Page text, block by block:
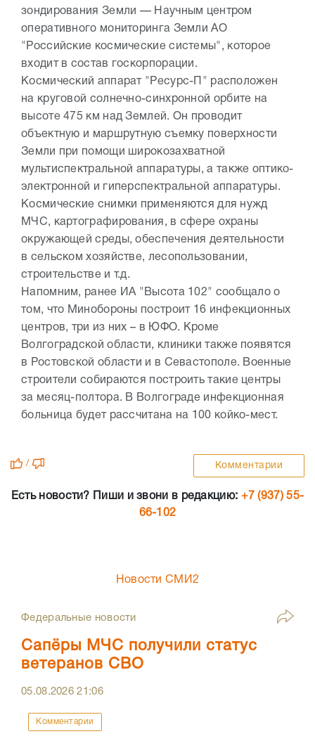
зондирования Земли — Научным центром
оперативного мониторинга Земли АО
"Российские космические системы", которое
входит в состав госкорпорации.
Космический аппарат "Ресурс-П" расположен
на круговой солнечно-синхронной орбите на
высоте 475 км над Землей. Он проводит
объектную и маршрутную съемку поверхности
Земли при помощи широкозахватной
мультиспектральной аппаратуры, а также оптико-
электронной и гиперспектральной аппаратуры.
Космические снимки применяются для нужд
МЧС, картографирования, в сфере охраны
окружающей среды, обеспечения деятельности
в сельском хозяйстве, лесопользовании,
строительстве и т.д.
Напомним, ранее ИА "Высота 102" сообщало о
том, что Минобороны построит 16 инфекционных
центров, три из них – в ЮФО. Кроме
Волгоградской области, клиники также появятся
в Ростовской области и в Севастополе. Военные
строители собираются построить такие центры
за месяц-полтора. В Волгограде инфекционная
больница будет рассчитана на 100 койко-мест.
/ Комментарии
Есть новости? Пиши и звони в редакцию: +7 (937) 55-
66-102
Новости СМИ2
Федеральные новости
Сапёры МЧС получили статус
ветеранов СВО
05.08.202621:06
Комментарии